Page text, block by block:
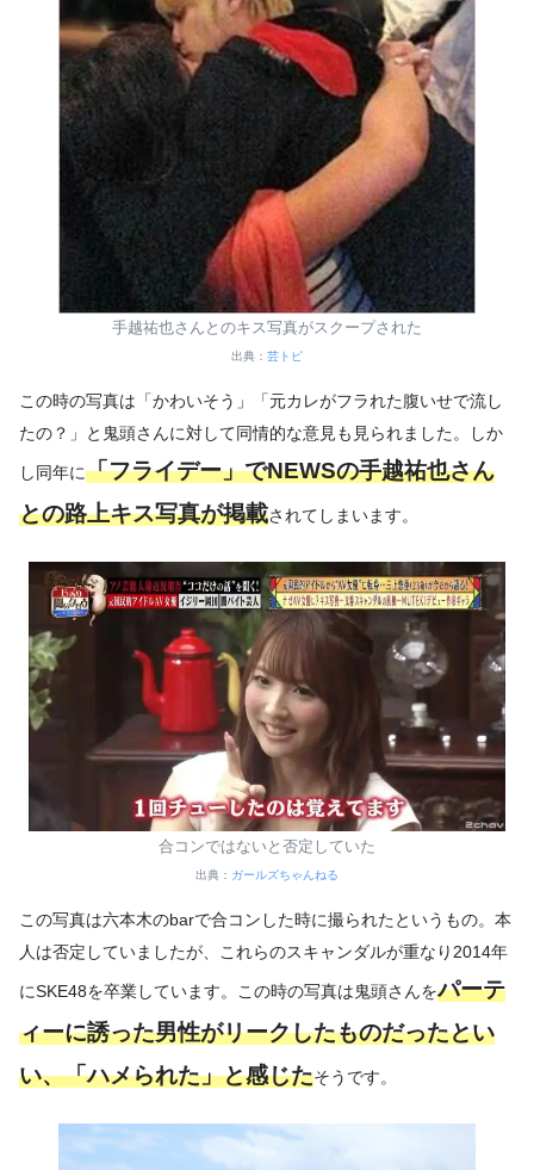
手越祐也さんとのキス写真がスクープされた
出典： 芸トピ
この時の写真は「かわいそう」「元カレがフラれた腹いせで流し
たの？」と鬼頭さんに対して同情的な意見も見られました。しか
し同年に「フライデー」でNEWSの手越祐也さん
との路上キス写真が掲載されてしまいます。
合コンではないと否定していた
出典： ガールズちゃんねる
この写真は六本木のbarで合コンした時に撮られたというもの。本
人は否定していましたが、これらのスキャンダルが重なり2014年
にSKE48を卒業しています。この時の写真は鬼頭さんをパーテ
ィーに誘った男性がリークしたものだったとい
い、「ハメられた」と感じたそうです。